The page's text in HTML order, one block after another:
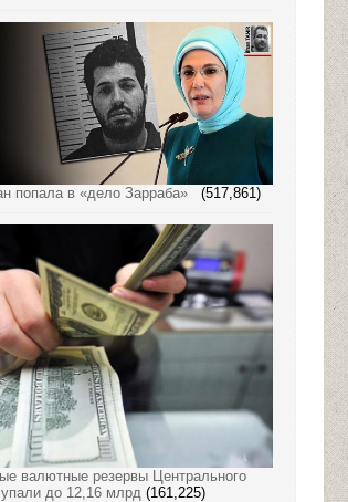
попала в «дело Зарраба» (517,861)
валютные резервы Центрального
до 12,16 млрд (161,225)